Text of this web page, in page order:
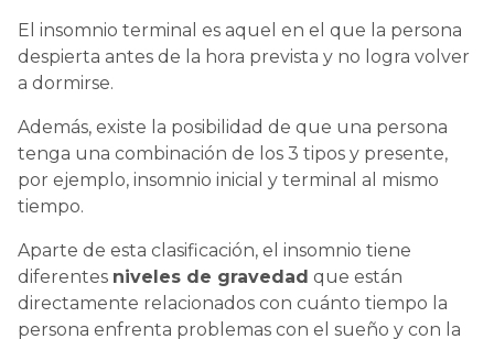
El insomnio terminal es aquel en el que la persona
despierta antes de la hora prevista y no logra volver
a dormirse.
Además, existe la posibilidad de que una persona
tenga una combinación de los 3 tipos y presente,
por ejemplo, insomnio inicial y terminal al mismo
tiempo.
Aparte de esta clasificación, el insomnio tiene
diferentes niveles de gravedad que están
directamente relacionados con cuánto tiempo la
persona enfrenta problemas con el sueño y con la